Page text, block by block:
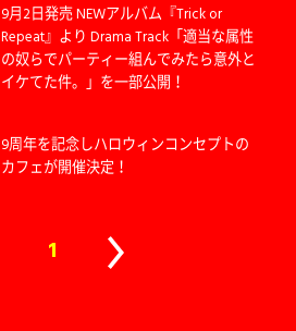
9月2日発売 NEWアルバム『Trick or
Repeat』より Drama Track「適当な属性
の奴らでパーティー組んでみたら意外と
イケてた件。」を一部公開！
9周年を記念しハロウィンコンセプトの
カフェが開催決定！
1